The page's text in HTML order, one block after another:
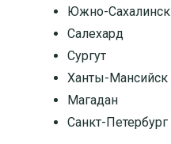
Южно-Сахалинск
Салехард
Сургут
Ханты-Мансийск
Магадан
Санкт-Петербург